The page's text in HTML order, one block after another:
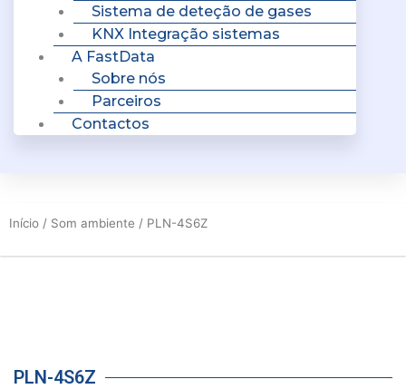
Sistema de deteção de gases
KNX Integração sistemas
A FastData
Sobre nós
Parceiros
Contactos
Início / Som ambiente / PLN-4S6Z
PLN-4S6Z